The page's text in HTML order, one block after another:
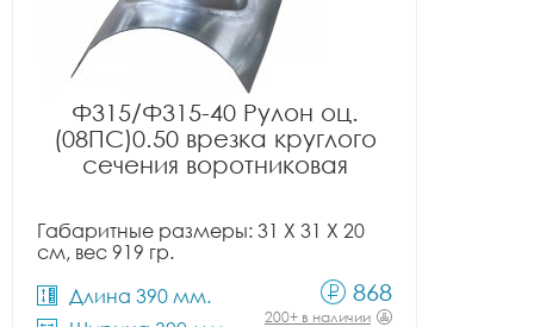
Ф315/Ф315-40 Рулон оц.
(08ПС)0.50 врезка круглого
сечения воротниковая
Габаритные размеры: 31 X 31 X 20
см, вес 919 гр.
Длина 390 мм.
868
200+ в наличии